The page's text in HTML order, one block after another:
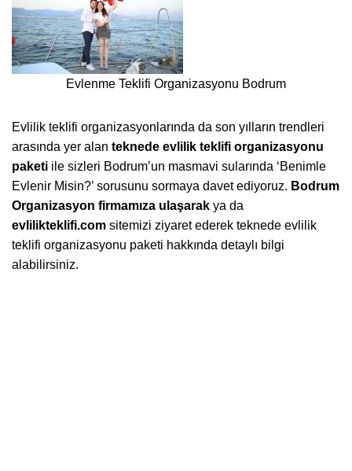
Evlenme Teklifi Organizasyonu Bodrum
Evlilik teklifi organizasyonlarında da son yılların trendleri
arasında yer alan teknede evlilik teklifi organizasyonu
paketi ile sizleri Bodrum’un masmavi sularında ‘Benimle
Evlenir Misin?’ sorusunu sormaya davet ediyoruz. Bodrum
Organizasyon firmamıza ulaşarak ya da
evlilikteklifi.com sitemizi ziyaret ederek teknede evlilik
teklifi organizasyonu paketi hakkında detaylı bilgi
alabilirsiniz.